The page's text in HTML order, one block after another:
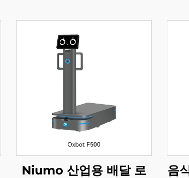
Niumo 산업용 배달 로
음